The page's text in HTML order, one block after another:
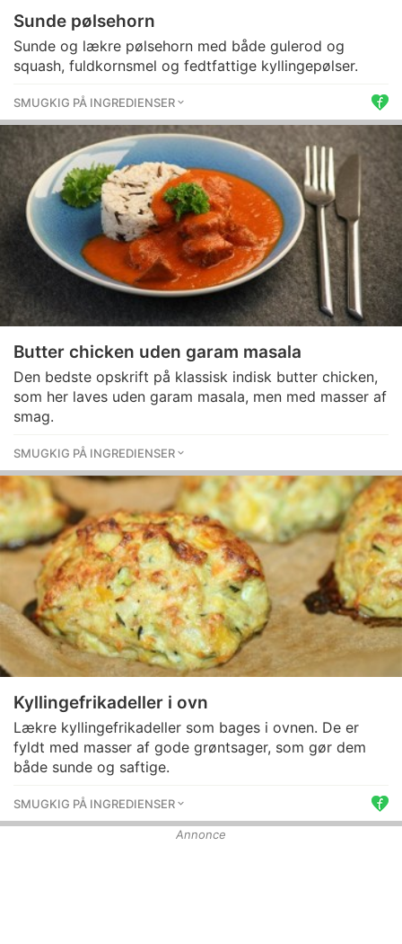
Sunde pølsehorn
Sunde og lækre pølsehorn med både gulerod og
squash, fuldkornsmel og fedtfattige kyllingepølser.
SMUGKIG PÅ INGREDIENSER
Butter chicken uden garam masala
Den bedste opskrift på klassisk indisk butter chicken,
som her laves uden garam masala, men med masser af
smag.
SMUGKIG PÅ INGREDIENSER
Kyllingefrikadeller i ovn
Lækre kyllingefrikadeller som bages i ovnen. De er
fyldt med masser af gode grøntsager, som gør dem
både sunde og saftige.
SMUGKIG PÅ INGREDIENSER
Annonce